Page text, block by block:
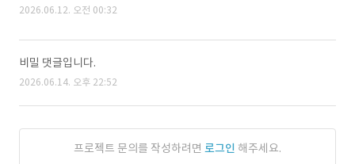
2026.06.12. 오전 00:32
비밀 댓글입니다.
2026.06.14. 오후 22:52
프로젝트 문의를 작성하려면 로그인 해주세요.